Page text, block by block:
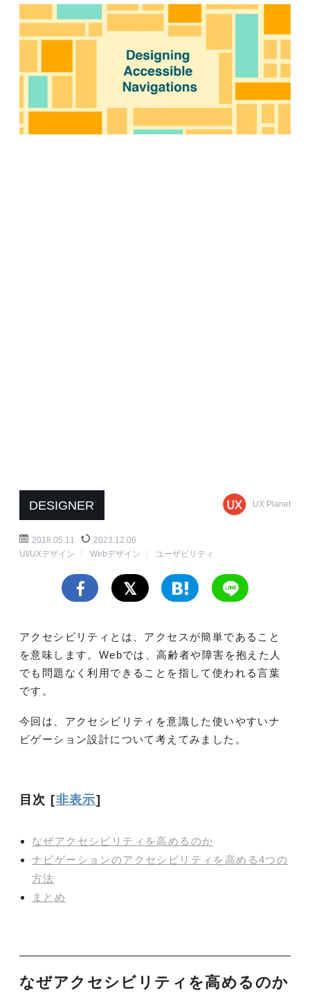
DESIGNER UX Planet
2018.05.11
2023.12.06
UI/UXデザイン
Webデザイン ユーザビリティ
アクセシビリティとは、アクセスが簡単であること
を意味します。Webでは、高齢者や障害を抱えた人
でも問題なく利用できることを指して使われる言葉
です。
今回は、アクセシビリティを意識した使いやすいナ
ビゲーション設計について考えてみました。
目次 [非表示]
なぜアクセシビリティを高めるのか
ナビゲーションのアクセシビリティを高める4つの
方法
まとめ
なぜアクセシビリティを高めるのか